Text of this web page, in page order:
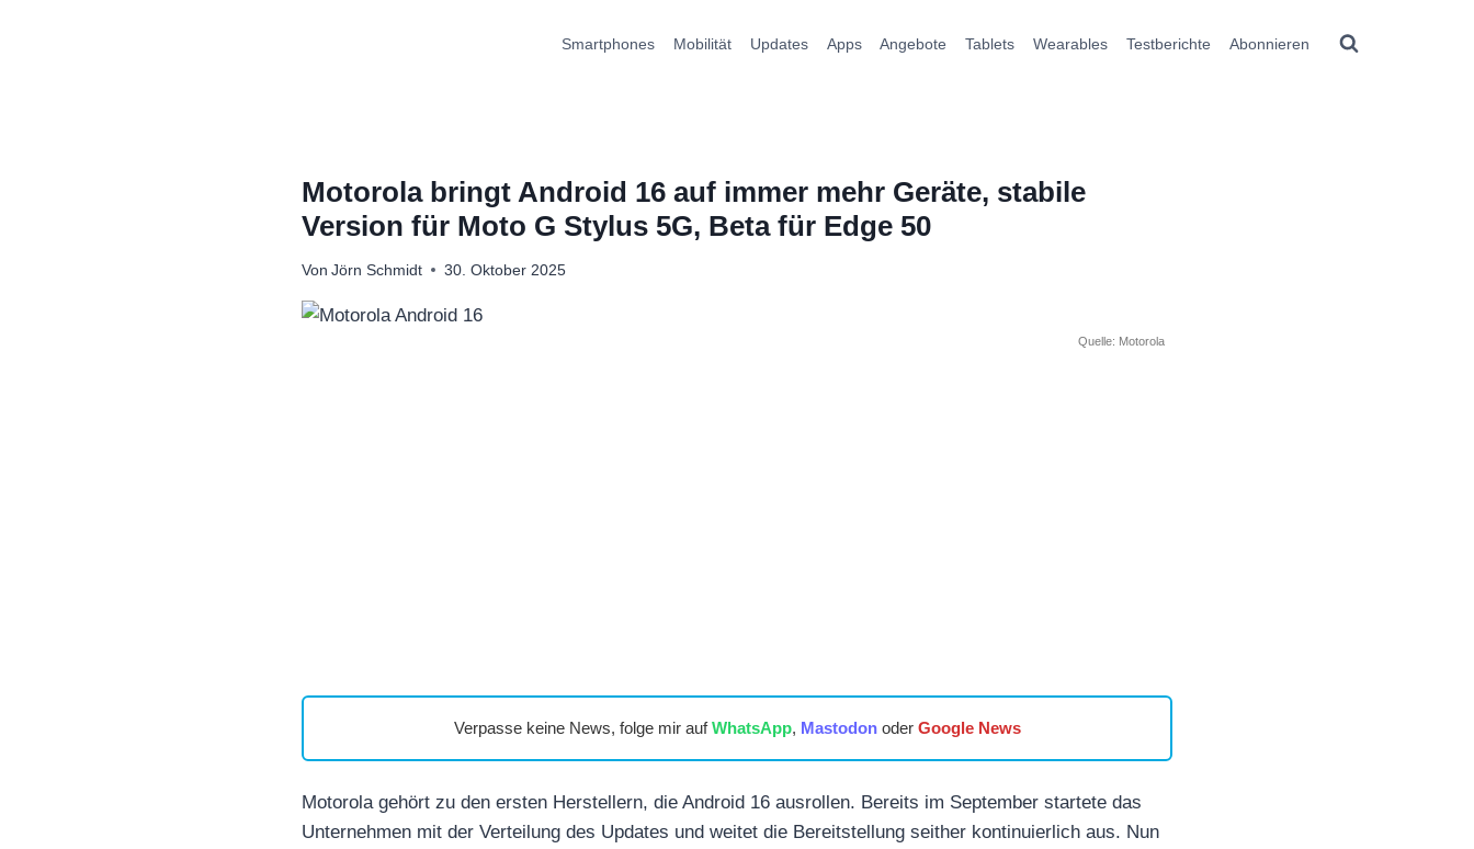
Smartphones Mobilität Updates Apps Angebote Tablets Wearables Testberichte Abonnieren
Motorola bringt Android 16 auf immer mehr Geräte, stabile
Version für Moto G Stylus 5G, Beta für Edge 50
Von Jörn Schmidt 30. Oktober 2025
Quelle: Motorola
Verpasse keine News, folge mir aufWhatsApp, Mastodonoder Google News
Motorola gehört zu den ersten Herstellern, die Android 16 ausrollen. Bereits im September startete das
Unternehmen mit der Verteilung des Updates und weitet die Bereitstellung seither kontinuierlich aus. Nun